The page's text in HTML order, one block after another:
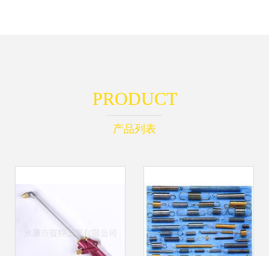
PRODUCT
产品列表